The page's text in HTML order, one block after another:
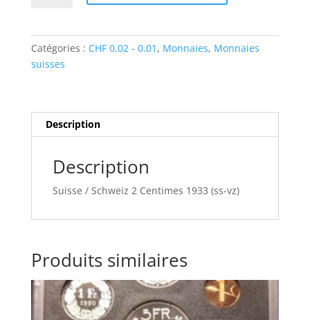
Catégories : CHF 0.02 - 0.01 , Monnaies, Monnaies
suisses
Description
Description
Suisse / Schweiz 2 Centimes 1933 (ss-vz)
Produits similaires